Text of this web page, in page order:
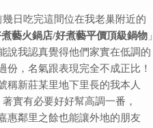
幾日吃完這間位在我老巢附近的
藝火鍋店/好煮藝平價頂級鍋物」
說我認真覺得他們家實在低調的
份，名氣跟表現完全不成正比！
稱新莊某里地下里長的我本人
著實有必要好好幫高調一番，
惠鄰里之餘也能讓外地的朋友